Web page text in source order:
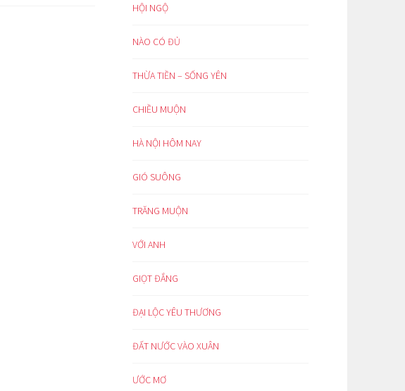
HỘI NGỘ
NÀO CÓ ĐỦ
THỪA TIỀN – SỐNG YÊN
CHIỀU MUỘN
HÀ NỘI HÔM NAY
GIÓ SUÔNG
TRĂNG MUỘN
VỚI ANH
GIỌT ĐẮNG
ĐẠI LỘC YÊU THƯƠNG
ĐẤT NƯỚC VÀO XUÂN
ƯỚC MƠ